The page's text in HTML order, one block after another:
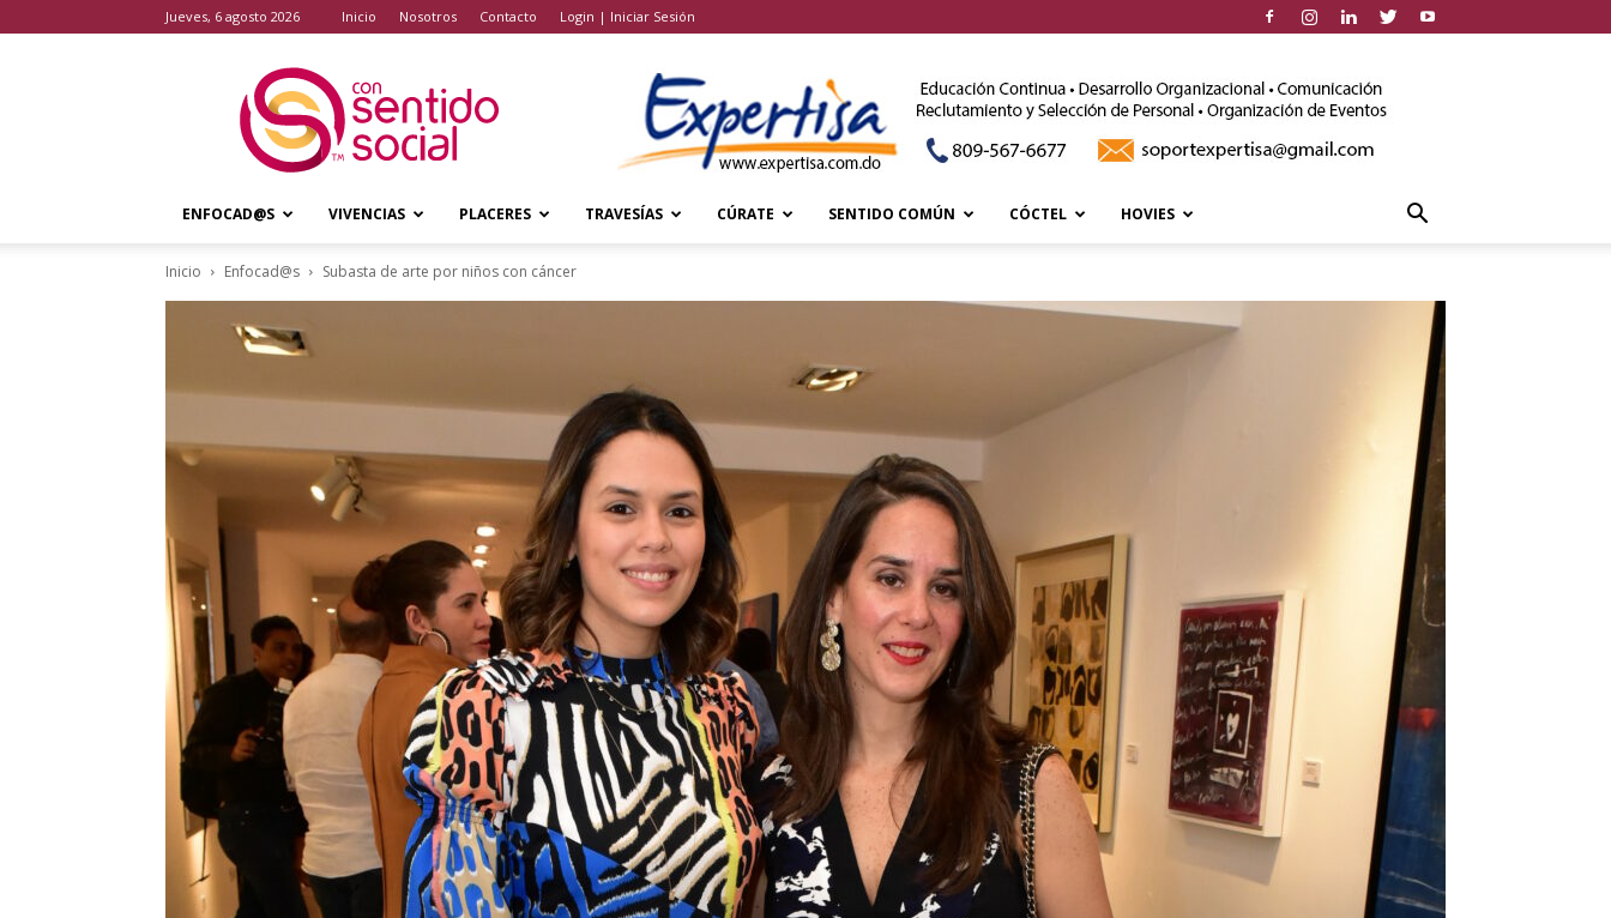
jueves, 6 agosto 2026 Inicio Nosotros Contacto Login | Iniciar Sesión
Sentido
Social
ENFOCAD@S VIVENCIAS PLACERES TRAVESÍAS CÚRATE SENTIDO COMÚN CÓCTEL HOVIES
Inicio Enfocad@s Subasta de arte por niños con cáncer